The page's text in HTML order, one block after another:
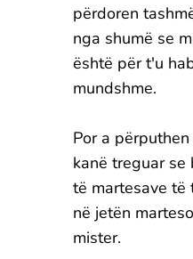
përdoren
nga shumë se
është për t'u
mundshme.
Por a
kanë treguar se
të martesave të
në jetën
mister.